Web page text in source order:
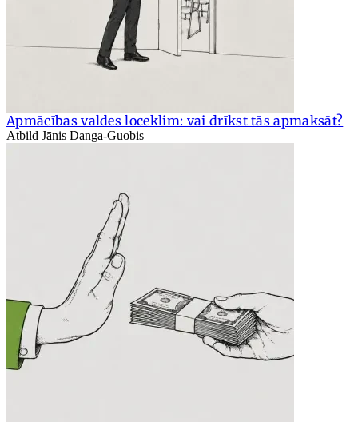
Apmācības valdes loceklim: vai drīkst tās apmaksāt?
Atbild Jānis Danga-Guobis